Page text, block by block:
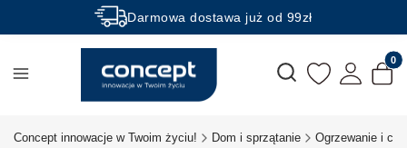
Darmowa dostawa już od 99zł
Rabaty -50% na wybrane produkty
Otwórz wyszukiwarkę
Concept innowacje w Twoim życiu! Dom i sprzątanie Ogrzewanie i